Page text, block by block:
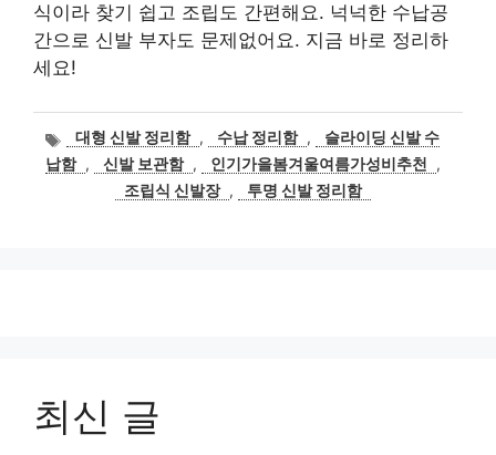
식이라 찾기 쉽고 조립도 간편해요. 넉넉한 수납공
간으로 신발 부자도 문제없어요. 지금 바로 정리하
세요!
태
그
대형 신발 정리함 , 수납 정리함 ,
슬라이딩 신발 수
납함 , 신발 보관함 , 인기가을봄겨울여름가성비추천
,
조립식 신발장 , 투명 신발 정리함
최신 글